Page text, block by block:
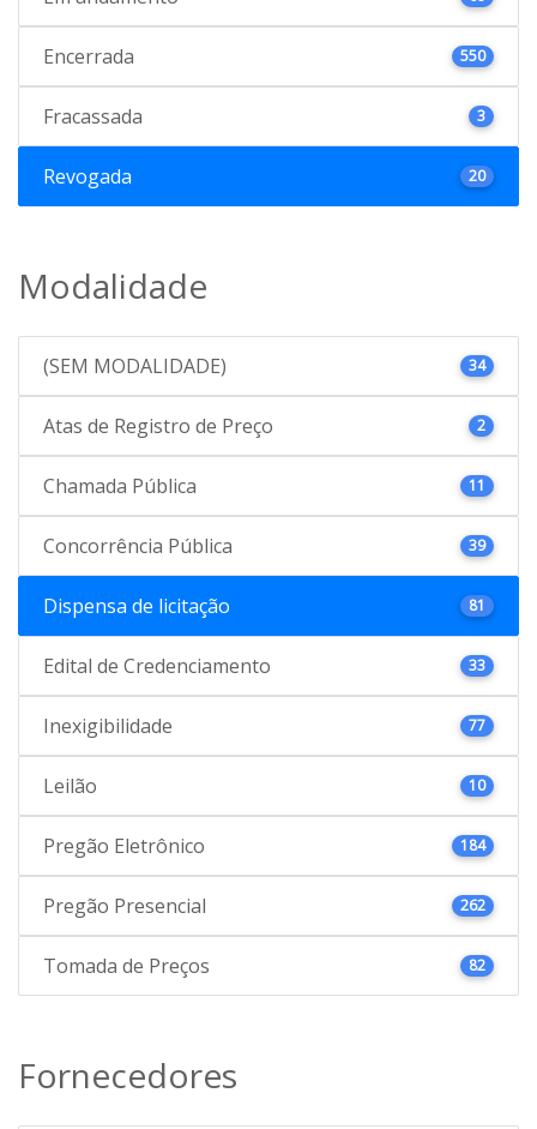
Encerrada 550
Fracassada 3
Revogada 20
Modalidade
(SEM MODALIDADE) 34
Atas de Registro de Preço 2
Chamada Pública 11
Concorrência Pública 39
Dispensa de licitação 81
Edital de Credenciamento 33
Inexigibilidade 77
Leilão 10
Pregão Eletrônico 184
Pregão Presencial 262
Tomada de Preços 82
Fornecedores